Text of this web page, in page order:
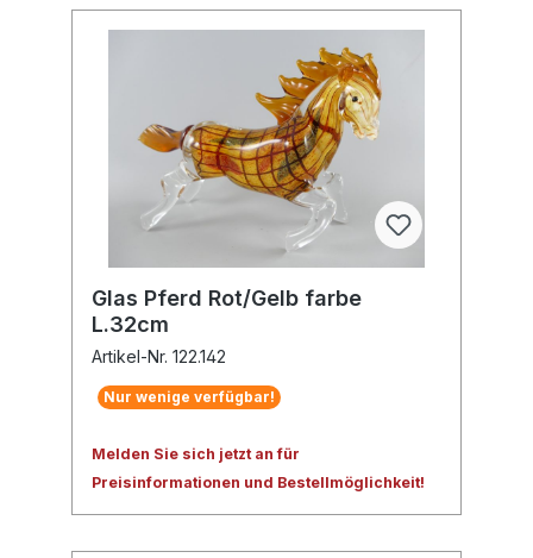
Glas Pferd Rot/Gelb farbe
L.32cm
Artikel-Nr. 122.142
Nur wenige verfügbar!
Melden Sie sich jetzt an für
Preisinformationen und Bestellmöglichkeit!